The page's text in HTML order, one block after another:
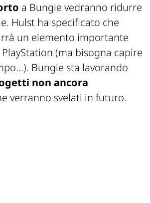
a Bungie vedranno ridurre
Hulst ha specificato che
un elemento importante
(ma bisogna capire
Bungie sta lavorando
non ancora
verranno svelati in futuro.